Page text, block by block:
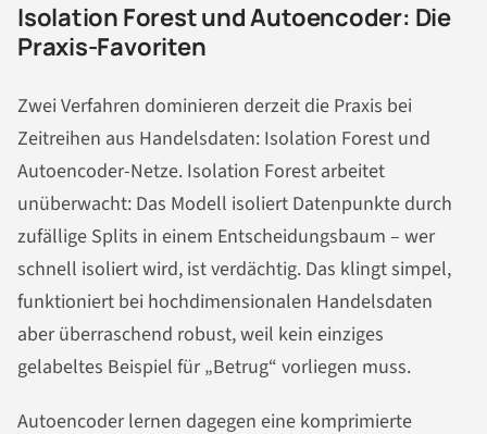
Isolation Forest und Autoencoder: Die
Praxis-Favoriten
Zwei Verfahren dominieren derzeit die Praxis bei
Zeitreihen aus Handelsdaten: Isolation Forest und
Autoencoder-Netze. Isolation Forest arbeitet
unüberwacht: Das Modell isoliert Datenpunkte durch
zufällige Splits in einem Entscheidungsbaum – wer
schnell isoliert wird, ist verdächtig. Das klingt simpel,
funktioniert bei hochdimensionalen Handelsdaten
aber überraschend robust, weil kein einziges
gelabeltes Beispiel für „Betrug“ vorliegen muss.
Autoencoder lernen dagegen eine komprimierte